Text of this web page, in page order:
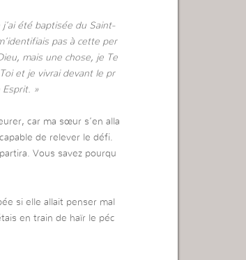
été baptisée du Saint-
pas à cette per
mais une chose, je Te
et je vivrai devant le pr
Esprit. »
car ma sœur s’en alla
de relever le défi.
Vous savez pourqu
si elle allait penser mal
en train de haïr le péc